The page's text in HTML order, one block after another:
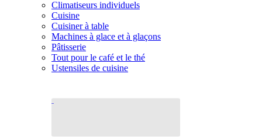
Climatiseurs individuels
Cuisine
Cuisiner à table
Machines à glace et à glaçons
Pâtisserie
Tout pour le café et le thé
Ustensiles de cuisine